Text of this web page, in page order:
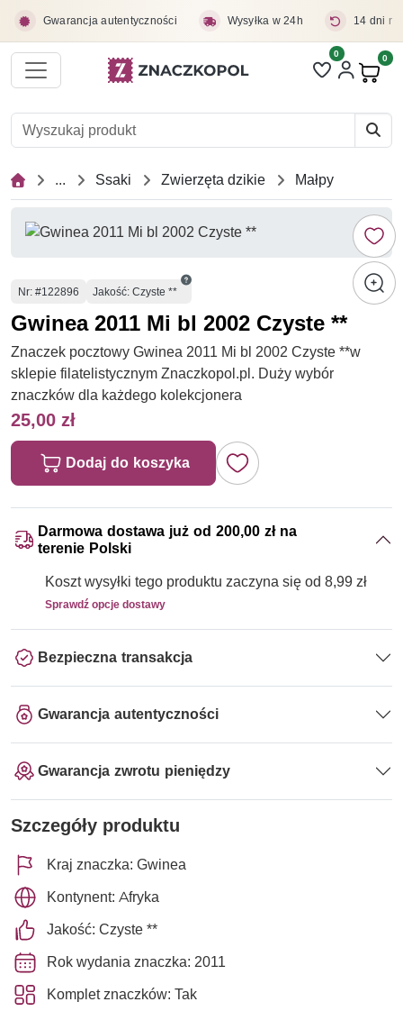
Gwarancja autentyczności Wysyłka w 24h 14 dni
Liczba pozycji
0 0
... Ssaki Zwierzęta dzikie Małpy
Numer
Nr: #122896 Jakość: Czyste **
Gwinea 2011 Mi bl 2002 Czyste **
Znaczek pocztowy Gwinea 2011 Mi bl 2002 Czyste **w
sklepie filatelistycznym Znaczkopol.pl. Duży wybór
znaczków dla każdego kolekcjonera
25,00 zł
Dodaj do koszyka
Darmowa dostawa już od 200,00 zł na
terenie Polski
Koszt wysyłki tego produktu zaczyna się od 8,99 zł
Sprawdź opcje dostawy
Bezpieczna transakcja
Gwarancja autentyczności
Gwarancja zwrotu pieniędzy
Szczegóły produktu
Kraj znaczka: Gwinea
Kontynent: Afryka
Jakość: Czyste **
Rok wydania znaczka: 2011
Komplet znaczków: Tak